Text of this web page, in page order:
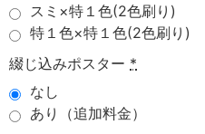
スミ×特１色(2色刷り)
特１色×特１色(2色刷り)
綴じ込みポスター *
なし
あり（追加料金）